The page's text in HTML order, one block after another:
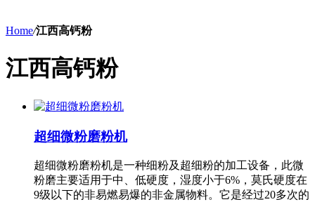
Home/江西高钙粉
江西高钙粉
超细微粉磨粉机
超细微粉磨粉机是一种细粉及超细粉的加工设备，此微
粉磨主要适用于中、低硬度，湿度小于6%，莫氏硬度在
9级以下的非易燃易爆的非金属物料。它是经过20多次的